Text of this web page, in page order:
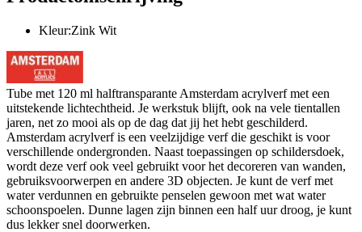
Kleur:Zink Wit
Tube met 120 ml halftransparante Amsterdam acrylverf met een
uitstekende lichtechtheid. Je werkstuk blijft, ook na vele tientallen
jaren, net zo mooi als op de dag dat jij het hebt geschilderd.
Amsterdam acrylverf is een veelzijdige verf die geschikt is voor
verschillende ondergronden. Naast toepassingen op schildersdoek,
wordt deze verf ook veel gebruikt voor het decoreren van wanden,
gebruiksvoorwerpen en andere 3D objecten. Je kunt de verf met
water verdunnen en gebruikte penselen gewoon met wat water
schoonspoelen. Dunne lagen zijn binnen een half uur droog, je kunt
dus lekker snel doorwerken.